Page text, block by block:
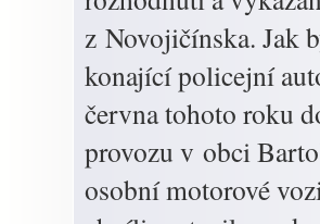
z Novojičínska. Jak
konající policejní
června tohoto roku
provozu v obci
osobní motorové